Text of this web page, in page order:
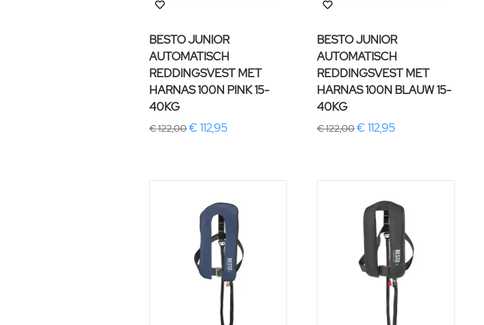
BESTO JUNIOR
AUTOMATISCH
REDDINGSVEST MET
HARNAS 100N PINK 15-
40KG
€ 122,00€ 112,95
BESTO JUNIOR
AUTOMATISCH
REDDINGSVEST MET
HARNAS 100N BLAUW 15-
40KG
€ 122,00€ 112,95